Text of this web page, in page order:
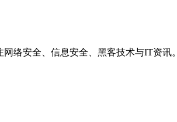
络安全、信息安全、黑客技术与IT资讯。